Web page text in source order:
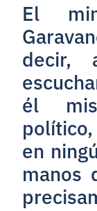
El
decir,
él
en
manos